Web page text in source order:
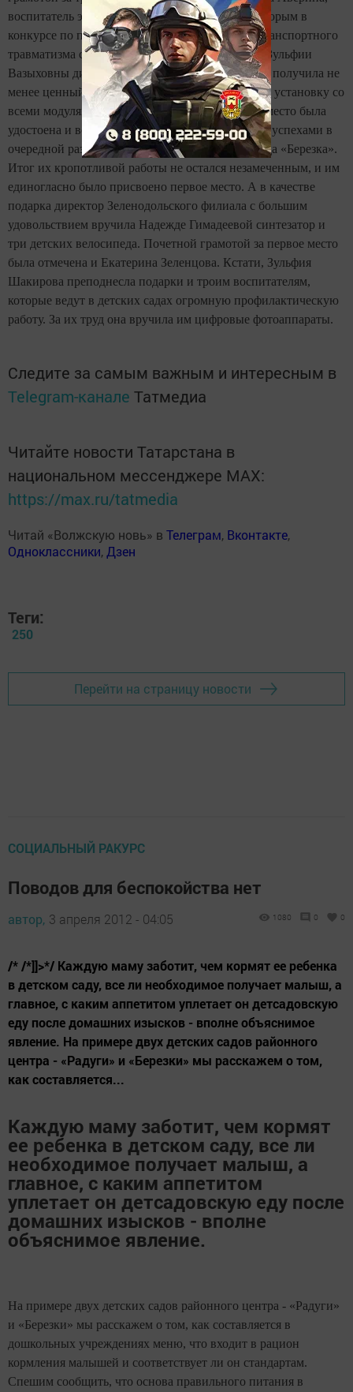
воспитатель этого дошкольного учреждения. Вторым в
конкурсе по профилактике детского дорожно-транспортного
травматизма стал детский сад «Радуга». Из рук Зульфии
Вазыховны директор учреждения Ольга Лисина получила не
менее ценный подарок - многофункциональную установку со
всеми модулями. Почетной грамотой за второе место была
удостоена и воспитатель Елена Ярцева. Своими успехами в
очередной раз порадовал коллектив детского сада «Березка».
Итог их кропотливой работы не остался незамеченным, и им
единогласно было присвоено первое место. А в качестве
подарка директор Зеленодольского филиала с большим
удовольствием вручила Надежде Гимадеевой синтезатор и
три детских велосипеда. Почетной грамотой за первое место
была отмечена и Екатерина Зеленцова. Кстати, Зульфия
Шакирова преподнесла подарки и троим воспитателям,
которые ведут в детских садах огромную профилактическую
работу. За их труд она вручила им цифровые фотоаппараты.
Следите за самым важным и интересным в
Telegram-канале Татмедиа
Читайте новости Татарстана в
национальном мессенджере MАХ:
https://max.ru/tatmedia
Читай «Волжскую новь» в Телеграм, Вконтакте,
Одноклассники, Дзен
Теги:
250
Перейти на страницу новости
СОЦИАЛЬНЫЙ РАКУРС
Поводов для беспокойства нет
автор, 3 апреля 2012 - 04:05 1080 0 0
/* /*]]>*/ Каждую маму заботит, чем кормят ее ребенка
в детском саду, все ли необходимое получает малыш, а
главное, с каким аппетитом уплетает он детсадовскую
еду после домашних изысков - вполне объяснимое
явление. На примере двух детских садов районного
центра - «Радуги» и «Березки» мы расскажем о том,
как составляется...
Каждую маму заботит, чем кормят
ее ребенка в детском саду, все ли
необходимое получает малыш, а
главное, с каким аппетитом
уплетает он детсадовскую еду после
домашних изысков - вполне
объяснимое явление.
На примере двух детских садов районного центра - «Радуги»
и «Березки» мы расскажем о том, как составляется в
дошкольных учреждениях меню, что входит в рацион
кормления малышей и соответствует ли он стандартам.
Спешим сообщить, что основа правильного питания в